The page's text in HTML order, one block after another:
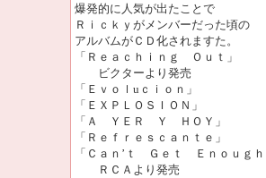
爆発的に人気が出たことで
Ｒｉｃｋｙがメンバーだった頃の
アルバムがＣＤ化されますた。
「Ｒｅａｃｈｉｎｇ Ｏｕｔ」
ビクターより発売
「Ｅｖｏｌuｃｉｏｎ」
「ＥＸＰＬＯＳＩＯＮ」
「Ａ ＹＥＲ Ｙ ＨＯＹ」
「Ｒｅｆｒｅｓｃａｎｔｅ」
「Ｃａｎ’ｔ Ｇｅｔ Ｅｎｏｕｇ
ＲＣＡより発売